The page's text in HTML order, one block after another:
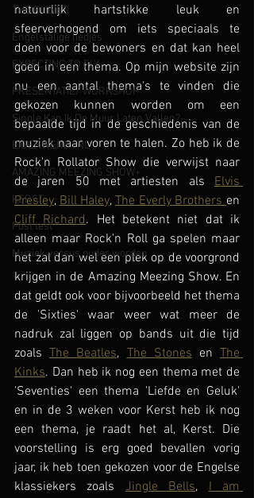
THE RUBIES
Engelstalige liedjes
EXPECTING TO FLY
PRESENTATIE/ WORKSHOP
Single Kan Ik De Muur Laten Vallen?
EIGENWERK | NL
AMAZING MEEZING SHOW+
KERST
Post test
Muziek versus ouder worden
natuurlijk hartstikke leuk en
sfeerverhogend om iets speciaals te
doen voor de bewoners en dat kan heel
goed in een thema. Op mijn website zijn
nu een aantal thema's te vinden die
gekozen kunnen worden om een
bepaalde tijd in de geschiedenis van de
muziek naar voren te halen. Zo heb ik de
Rock'n Rollator Show die verwijst naar
de jaren 50 met artiesten als Elvis
Presley, Bill Haley, The Everly Brothers
Cliff Richard. Het betekent niet dat ik
alleen maar Rock'n Roll ga spelen maar
het zal dan wel een plek op de voorgrond
krijgen in de Amazing Meezing Show. En
dat geldt ook voor bijvoorbeeld het thema
de 'Sixties' waar weer wat meer de
nadruk zal liggen op bands uit die tijd
zoals The Beatles, The Stones en The
Kinks. Dan heb ik nog een thema met de
'Seventies' een thema 'Liefde en Geluk'
en in de 3 weken voor Kerst heb ik nog
een thema, je raadt het al, Kerst. Die
voorstelling is erg goed bevallen vorig
jaar, ik heb toen gekozen voor de Engelse
klassiekers zoals Jingle Bells, I am